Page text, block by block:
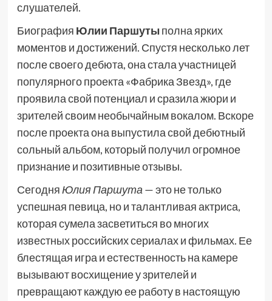
слушателей.
Биография Юлии Паршуты полна ярких
моментов и достижений. Спустя несколько лет
после своего дебюта, она стала участницей
популярного проекта «Фабрика Звезд», где
проявила свой потенциал и сразила жюри и
зрителей своим необычайным вокалом. Вскоре
после проекта она выпустила свой дебютный
сольный альбом, который получил огромное
признание и позитивные отзывы.
СегодняЮлия Паршута — это не только
успешная певица, но и талантливая актриса,
которая сумела засветиться во многих
известных российских сериалах и фильмах. Ее
блестящая игра и естественность на камере
вызывают восхищение у зрителей и
превращают каждую ее работу в настоящую